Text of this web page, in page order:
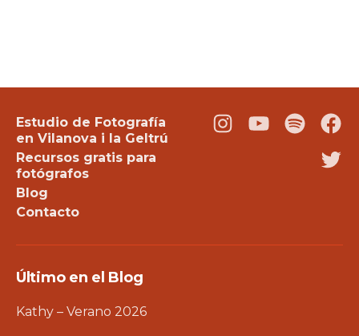
Estudio de Fotografía
en Vilanova i la Geltrú
Recursos gratis para
fotógrafos
Blog
Contacto
Instagram
YoutubePodcast
Último en el Blog
Kathy – Verano 2026